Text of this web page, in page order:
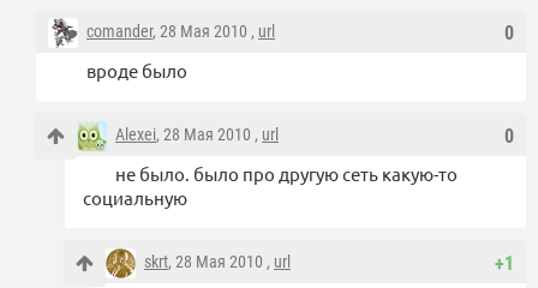
0
comander, 28 Мая 2010 , url
вроде было
0
Alexei, 28 Мая 2010 , url
не было. было про другую сеть какую-то
социальную
+1
skrt, 28 Мая 2010 , url